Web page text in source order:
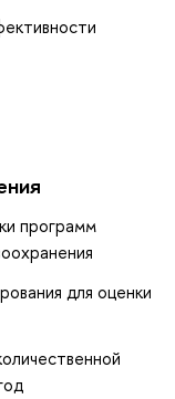
программ
для оценки